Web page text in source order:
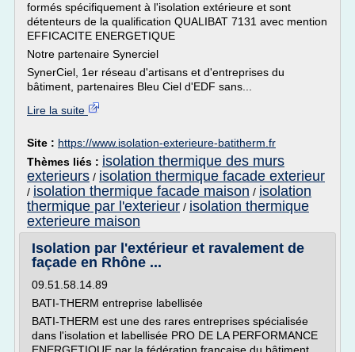
formés spécifiquement à l'isolation extérieure et sont
détenteurs de la qualification QUALIBAT 7131 avec mention
EFFICACITE ENERGETIQUE
Notre partenaire Synerciel
SynerCiel, 1er réseau d'artisans et d'entreprises du
bâtiment, partenaires Bleu Ciel d'EDF sans...
Lire la suite
Site : https://www.isolation-exterieure-batitherm.fr
Thèmes liés : isolation thermique des murs
exterieurs / isolation thermique facade exterieur
/ isolation thermique facade maison / isolation
thermique par l'exterieur / isolation thermique
exterieure maison
Isolation par l'extérieur et ravalement de
façade en Rhône ...
09.51.58.14.89
BATI-THERM entreprise labellisée
BATI-THERM est une des rares entreprises spécialisée
dans l'isolation et labellisée PRO DE LA PERFORMANCE